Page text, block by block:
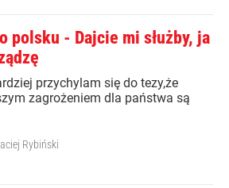
polsku - Dajcie mi służby, ja
przychylam się do tezy,że
zagrożeniem dla państwa są
Rybiński